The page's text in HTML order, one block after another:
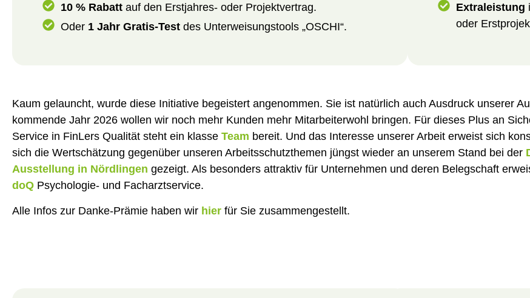
10 % Rabatt auf den Erstjahres- oder Projektvertrag.
Oder 1 Jahr Gratis-Test des Unterweisungstools „OSCHI“.
Extraleistung
oder
Kaum gelauncht, wurde diese Initiative begeistert angenommen. Sie ist natürlich auch Ausdruck unserer
kommende Jahr 2026 wollen wir noch mehr Kunden mehr Mitarbeiterwohl bringen. Für dieses Plus an
Service in FinLers Qualität steht ein klasse Team bereit. Und das Interesse unserer Arbeit erweist sich
sich die Wertschätzung gegenüber unseren Arbeitsschutzthemen jüngst wieder an unserem Stand bei der
Ausstellung in Nördlingen gezeigt. Als besonders attraktiv für Unternehmen und deren Belegschaft
doQ Psychologie- und Facharztservice.
Alle Infos zur Danke-Prämie haben wir hier für Sie zusammengestellt.